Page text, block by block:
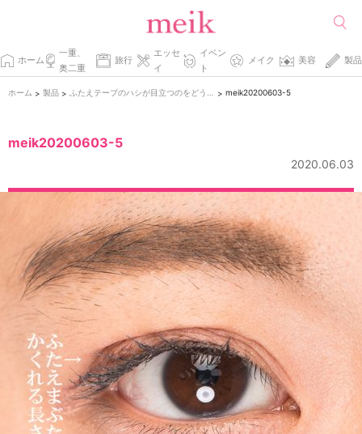
ホーム
一重、
奥二重
旅行
エッセ
イ
イベン
ト
メイク 美容 製品
ホーム > 製品 > > meik20200603-5
meik20200603-5
2020.06.03